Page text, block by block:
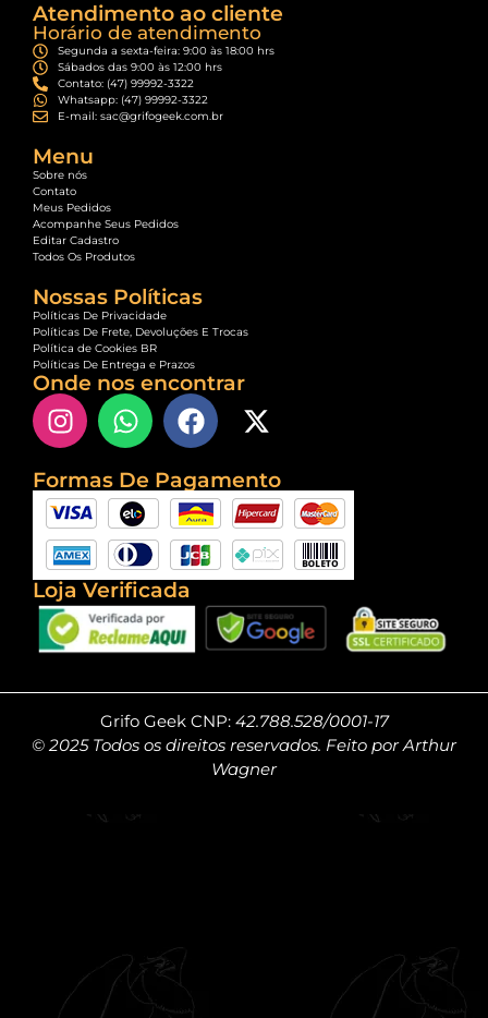
Atendimento ao cliente
Horário de atendimento
Segunda a sexta-feira: 9:00 às 18:00 hrs
Sábados das 9:00 às 12:00 hrs
Contato: (47) 99992-3322
Whatsapp: (47) 99992-3322
E-mail: sac@grifogeek.com.br
Menu
Sobre nós
Contato
Meus Pedidos
Acompanhe Seus Pedidos
Editar Cadastro
Todos Os Produtos
Nossas Políticas
Políticas De Privacidade
Políticas De Frete, Devoluções E Trocas
Política de Cookies BR
Políticas De Entrega e Prazos
Onde nos encontrar
Formas De Pagamento
Loja Verificada
Grifo Geek CNP: 42.788.528/0001-17
© 2025 Todos os direitos reservados. Feito por Arthur
Wagner